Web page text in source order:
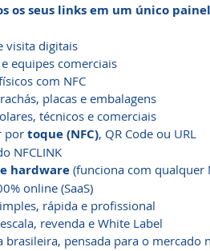
os seus links em um único painel
visita digitais
equipes comerciais
com NFC
placas e embalagens
técnicos e comerciais
portoque (NFC), QR Code ou URL
NFCLINK
hardware (funciona com qualquer
online (SaaS)
rápida e profissional
revenda e White Label
brasileira, pensada para o mercado